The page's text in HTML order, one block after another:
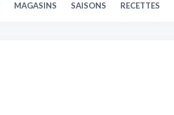
MAGASINS SAISONS RECETTES